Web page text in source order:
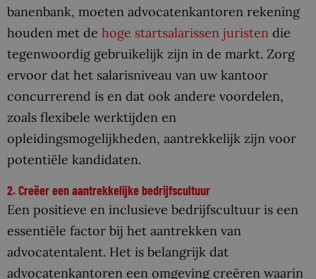
banenbank, moeten advocatenkantoren rekening
houden met de hoge startsalarissen juristen die
tegenwoordig gebruikelijk zijn in de markt. Zorg
ervoor dat het salarisniveau van uw kantoor
concurrerend is en dat ook andere voordelen,
zoals flexibele werktijden en
opleidingsmogelijkheden, aantrekkelijk zijn voor
potentiële kandidaten.
2. Creëer een aantrekkelijke bedrijfscultuur
Een positieve en inclusieve bedrijfscultuur is een
essentiële factor bij het aantrekken van
advocatentalent. Het is belangrijk dat
advocatenkantoren een omgeving creëren waarin